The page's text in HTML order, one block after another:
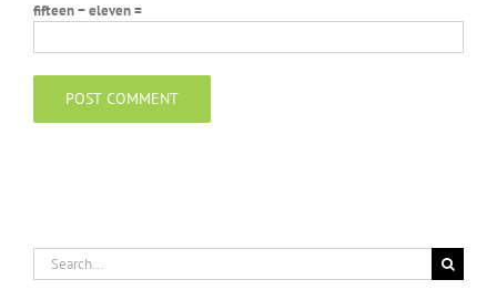
fifteen − eleven =
Search
for: